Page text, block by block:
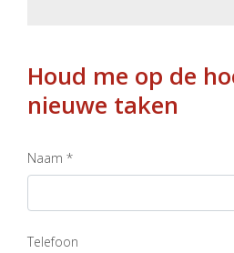
Houd me op de
nieuwe taken
Naam *
Telefoon